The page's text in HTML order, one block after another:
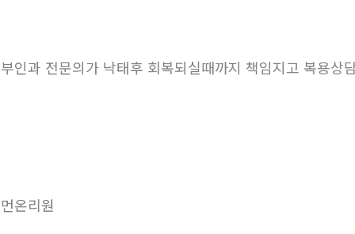
인과 전문의가 낙태후 회복되실때까지 책임지고 복용상
온리원